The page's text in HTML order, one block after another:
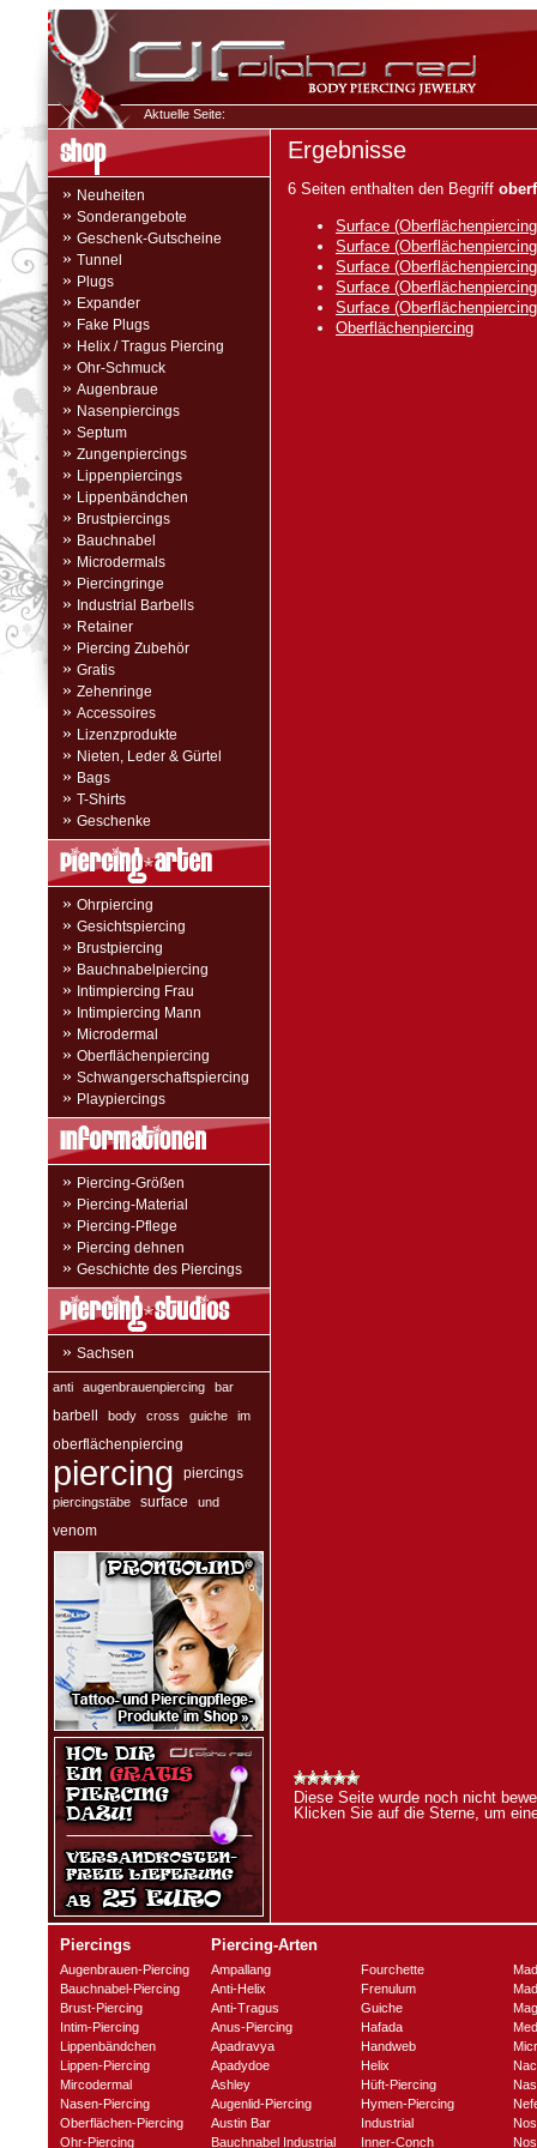
Aktuelle Seite:
» Neuheiten
» Sonderangebote
» Geschenk-Gutscheine
» Tunnel
» Plugs
» Expander
» Fake Plugs
» Helix / Tragus Piercing
» Ohr-Schmuck
» Augenbraue
» Nasenpiercings
» Septum
» Zungenpiercings
» Lippenpiercings
» Lippenbändchen
» Brustpiercings
» Bauchnabel
» Microdermals
» Piercingringe
» Industrial Barbells
» Retainer
» Piercing Zubehör
» Gratis
» Zehenringe
» Accessoires
» Lizenzprodukte
» Nieten, Leder & Gürtel
» Bags
» T-Shirts
» Geschenke
» Ohrpiercing
» Gesichtspiercing
» Brustpiercing
» Bauchnabelpiercing
» Intimpiercing Frau
» Intimpiercing Mann
» Microdermal
» Oberflächenpiercing
» Schwangerschaftspiercing
» Playpiercings
» Piercing-Größen
» Piercing-Material
» Piercing-Pflege
» Piercing dehnen
» Geschichte des Piercings
» Sachsen
anti augenbrauenpiercing
bar
barbell
body cross guiche im
oberflächenpiercing
piercing piercings
piercingstäbe surface
und
venom
Ergebnisse
6 Seiten enthalten den Begriff
Surface
Surface
Surface
Surface
Surface
Oberflächenpiercing
Diese Seite wurde noch nicht
Klicken Sie auf die Sterne, um
Piercings Piercing-Arten
Augenbrauen-Piercing
Bauchnabel-Piercing
Brust-Piercing
Intim-Piercing
Lippenbändchen
Lippen-Piercing
Mircodermal
Nasen-Piercing
Oberflächen-Piercing
Ohr-Piercing
Ampallang
Anti-Helix
Anti-Tragus
Anus-Piercing
Apadravya
Apadydoe
Ashley
Augenlid-Piercing
Austin Bar
Bauchnabel Industrial
Fourchette
Frenulum
Guiche
Hafada
Handweb
Helix
Hüft-Piercing
Hymen-Piercing
Industrial
Inner-Conch